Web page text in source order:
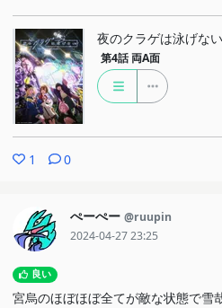
夜のクラゲは泳げない
第4話 両A面
1 0
ぺーぺー @ruupin
2024-04-27 23:25
良い
宮烏のほぼほぼ全てが敵な状態で雪